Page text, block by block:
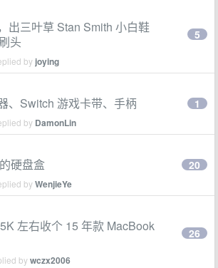
出三叶草 Stan Smith 小白鞋
头
by joying
5
、Switch 游戏卡带、手柄
by DamonLin
1
硬盘盒
byWenjieYe
20
左右收个 15 年款 MacBook
bywczx2006
26